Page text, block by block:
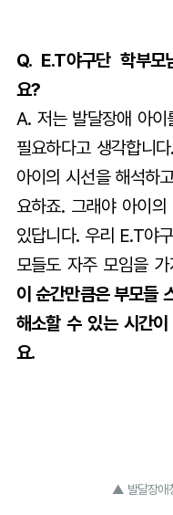
Q. E.T야구단 학부모
요?
A. 저는 발달장애 아이
필요하다고 생각합니
아이의 시선을 해석하
요하죠. 그래야 아이
있답니다. 우리 E.T야
모들도 자주 모임을
이 순간만큼은 부모들
해소할 수 있는 시간
요.
▲ 발달장애